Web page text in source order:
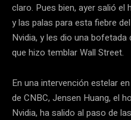
claro. Pues bien, ayer salió el
y las palas para esta fiebre
Nvidia, y les dio una
que hizo temblar Wall Street.
En una intervención estelar
de CNBC, Jensen Huang, el
Nvidia, ha salido al paso de